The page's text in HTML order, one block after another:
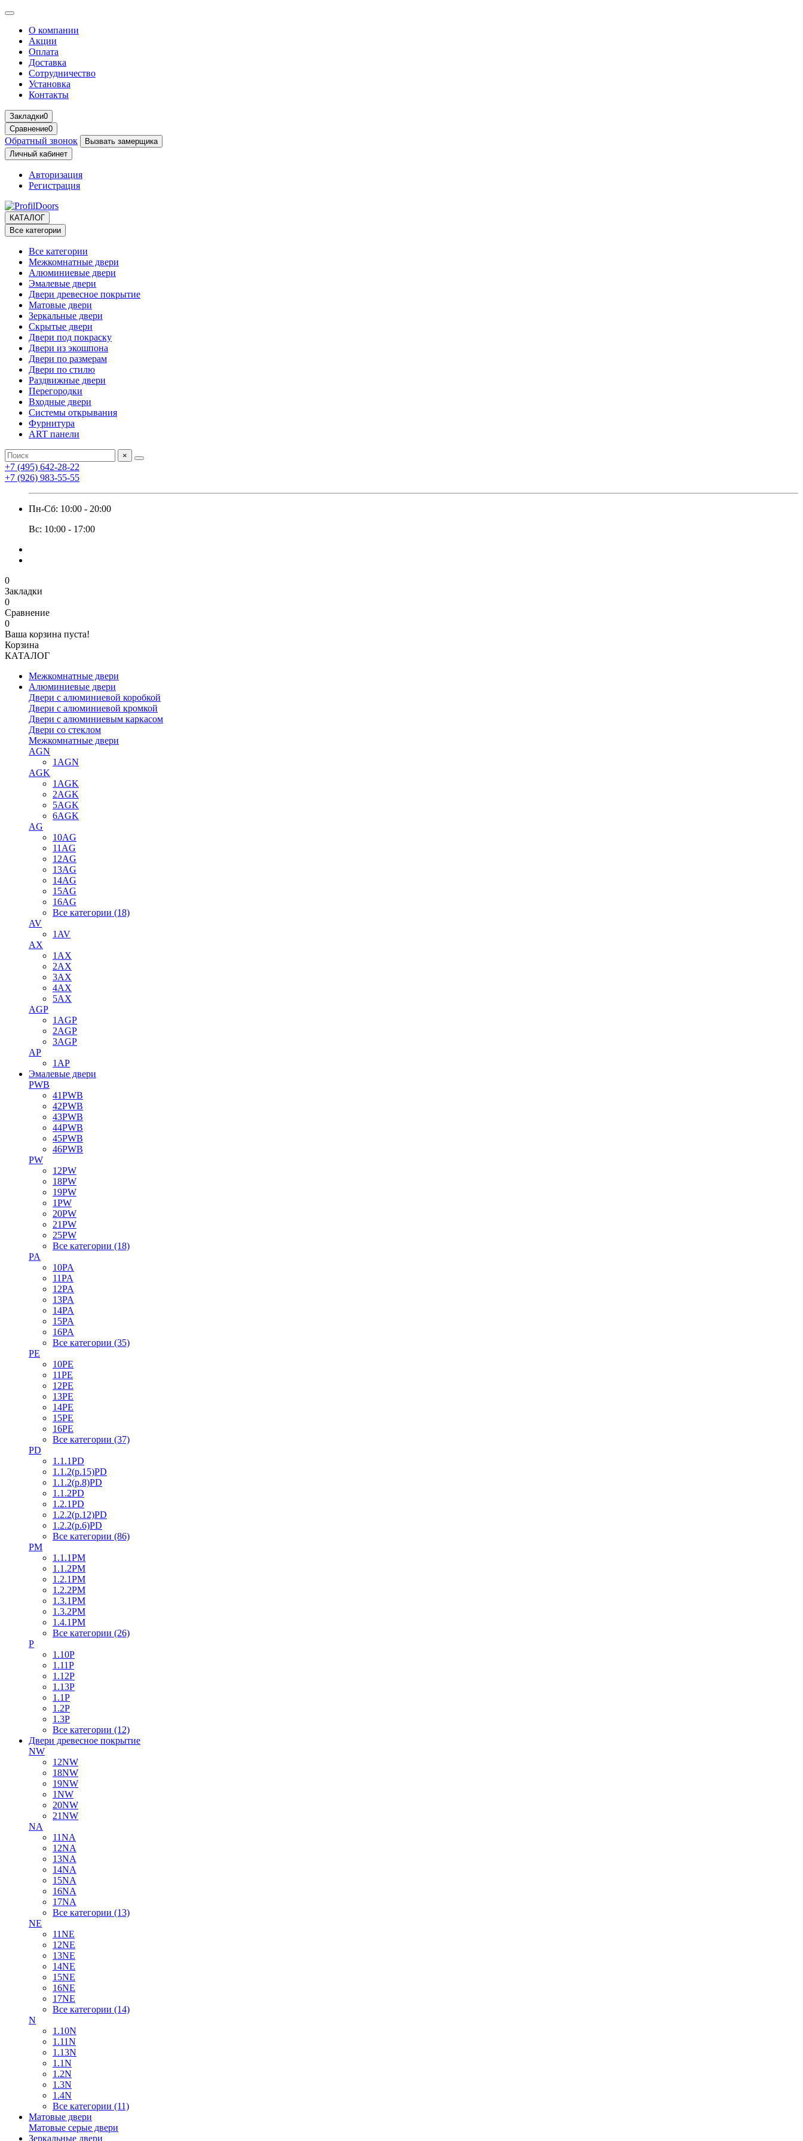
О компании
Акции
Оплата
Доставка
Сотрудничество
Установка
Контакты
Закладки0
Сравнение0
Обратный звонок
Вызвать замерщика
Личный кабинет
Авторизация
Регистрация
КАТАЛОГ
Все категории
Все категории
Межкомнатные двери
Алюминиевые двери
Эмалевые двери
Двери древесное покрытие
Матовые двери
Зеркальные двери
Скрытые двери
Двери под покраску
Двери из экошпона
Двери по размерам
Двери по стилю
Раздвижные двери
Перегородки
Входные двери
Системы открывания
Фурнитура
ART панели
×
+7 (495) 642-28-22
+7 (926) 983-55-55
Пн-Сб: 10:00 - 20:00
Вс: 10:00 - 17:00
0
Закладки
0
Сравнение
0
Ваша корзина пуста!
Корзина
КАТАЛОГ
Межкомнатные двери
Алюминиевые двери
Двери с алюминиевой коробкой
Двери с алюминиевой кромкой
Двери с алюминиевым каркасом
Двери со стеклом
Межкомнатные двери
AGN
1AGN
AGK
1AGK
2AGK
5AGK
6AGK
AG
10AG
11AG
12AG
13AG
14AG
15AG
16AG
Все категории (18)
AV
1AV
AX
1AX
2AX
3AX
4AX
5AX
AGP
1AGP
2AGP
3AGP
AP
1AP
Эмалевые двери
PWB
41PWB
42PWB
43PWB
44PWB
45PWB
46PWB
PW
12PW
18PW
19PW
1PW
20PW
21PW
25PW
Все категории (18)
PA
10PA
11PA
12PA
13PA
14PA
15PA
16PA
Все категории (35)
PE
10PE
11PE
12PE
13PE
14PE
15PE
16PE
Все категории (37)
PD
1.1.1PD
1.1.2(р.15)PD
1.1.2(р.8)PD
1.1.2PD
1.2.1PD
1.2.2(р.12)PD
1.2.2(р.6)PD
Все категории (86)
PM
1.1.1PM
1.1.2PM
1.2.1PM
1.2.2PM
1.3.1PM
1.3.2PM
1.4.1PM
Все категории (26)
P
1.10P
1.11P
1.12P
1.13P
1.1P
1.2P
1.3P
Все категории (12)
Двери древесное покрытие
NW
12NW
18NW
19NW
1NW
20NW
21NW
NA
11NA
12NA
13NA
14NA
15NA
16NA
17NA
Все категории (13)
NE
11NE
12NE
13NE
14NE
15NE
16NE
17NE
Все категории (14)
N
1.10N
1.11N
1.13N
1.1N
1.2N
1.3N
1.4N
Все категории (11)
Матовые двери
Матовые серые двери
Зеркальные двери